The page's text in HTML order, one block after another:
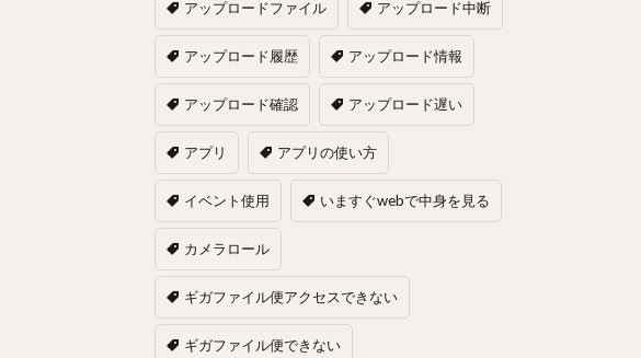
アップロードファイル アップロード中断
アップロード履歴 アップロード情報
アップロード確認 アップロード遅い
アプリ アプリの使い方
イベント使用 いますぐwebで中身を見る
カメラロール
ギガファイル便アクセスできない
ギガファイル便できない